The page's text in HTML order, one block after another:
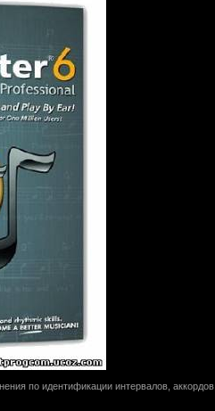
по идентификации интервалов, аккордов,